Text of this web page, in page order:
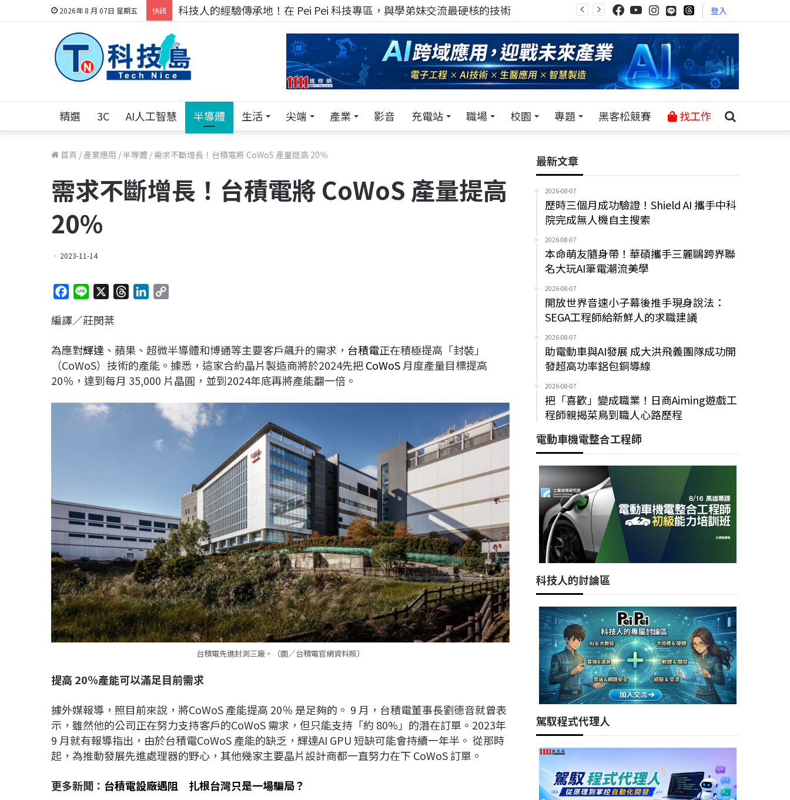
2026年 8 月 07日 星期五 快訊 科技人的經驗傳承地！在 Pei Pei 科技專區，與學弟妹交流最硬核的技術 登入
精選 3C AI人工智慧 半導體 生活 尖端 產業 影音 充電站 職場 校園 專題 黑客松競賽 找工作
首頁 / 產業應用 /半導體 / 需求不斷增長！台積電將 CoWoS 產量提高 20％
需求不斷增長！台積電將 CoWoS 產量提高
20％
2023-11-14
c
b
o
o
n
a
d
s
e
d
I
L
i
n
編譯／莊閔棻
為應對輝達 、蘋果、超微半導體和博通等主要客戶飆升的需求， 台積電正在積極提高「封裝」
（CoWoS）技術的產能。據悉，這家合約晶片製造商將於2024先把CoWoS月度產量目標提高
20％，達到每月 35,000 片晶圓，並到2024年底再將產能翻一倍。
台積電先進封測三廠。（圖／台積電官網資料照）
提高 20％產能可以滿足目前需求
據外媒報導，照目前來說，將CoWoS 產能提高 20％ 是足夠的。 9 月，台積電董事長劉德音就曾表
示，雖然他的公司正在努力支持客戶的CoWoS 需求，但只能支持「約 80%」的潛在訂單。2023年
9 月就有報導指出，由於台積電CoWoS 產能的缺乏，輝達AI GPU 短缺可能會持續一年半。 從那時
起，為推動發展先進處理器的野心，其他幾家主要晶片設計商都一直努力在下 CoWoS 訂單。
更多新聞： 台積電設廠遇阻 扎根台灣只是一場騙局？
最新文章
2026-08-07
歷時三個月成功驗證！Shield AI 攜手中科
院完成無人機自主搜索
2026-08-07
本命萌友隨身帶！華碩攜手三麗鷗跨界聯
名大玩AI筆電潮流美學
2026-08-07
開放世界音速小子幕後推手現身說法：
SEGA工程師給新鮮人的求職建議
2026-08-07
助電動車與AI發展 成大洪飛義團隊成功開
發超高功率鋁包銅導線
2026-08-07
把「喜歡」變成職業！日商Aiming遊戲工
程師親揭菜鳥到職人心路歷程
電動車機電整合工程師
科技人的討論區
駕馭程式代理人